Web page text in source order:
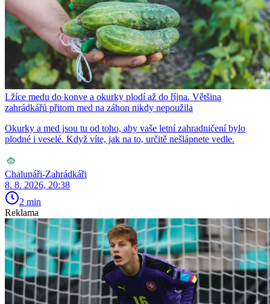
Lžíce medu do konve a okurky plodí až do října. Většina
zahrádkářů přitom med na záhon nikdy nepoužila
Okurky a med jsou tu od toho, aby vaše letní zahradničení bylo
plodné i veselé. Když víte, jak na to, určitě nešlápnete vedle.
Chalupáři-Zahrádkáři
8. 8. 2026, 20:38
2 min
Reklama